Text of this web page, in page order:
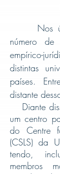
Nos
número de
empírico-
distintas
países.
distante
Diante
um centro
do Centre
(CSLS) da
tendo,
membros